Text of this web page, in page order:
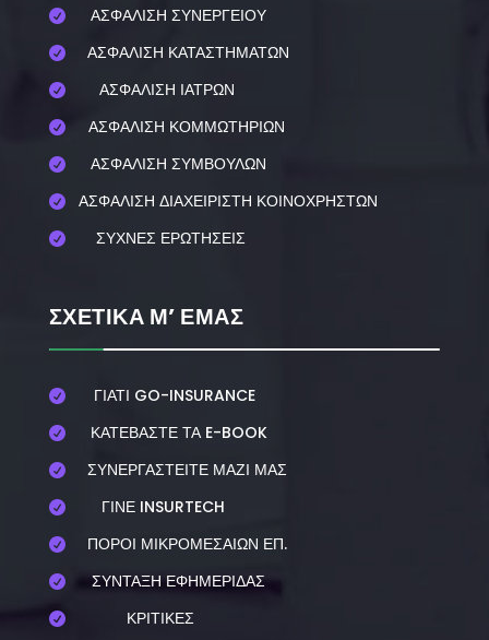
 ΑΣΦΑΛΙΣΗ ΣΥΝΕΡΓΕΙΟΥ
 ΑΣΦΑΛΙΣΗ ΚΑΤΑΣΤΗΜΑΤΩΝ
 ΑΣΦΑΛΙΣΗ ΙΑΤΡΩΝ
 ΑΣΦΑΛΙΣΗ ΚΟΜΜΩΤΗΡΙΩΝ
 ΑΣΦΑΛΙΣΗ ΣΥΜΒΟΥΛΩΝ
 ΑΣΦΑΛΙΣΗ ΔΙΑΧΕΙΡΙΣΤΗ ΚΟΙΝΟΧΡΗΣΤΩΝ
 ΣΥΧΝΕΣ ΕΡΩΤΗΣΕΙΣ
ΣΧΕΤΙΚΑ Μ’ ΕΜΑΣ
 ΓΙΑΤΙ GO-INSURANCE
 ΚΑΤΕΒΑΣΤΕ ΤΑ E-BOOK
 ΣΥΝΕΡΓΑΣΤΕΙΤΕ ΜΑΖΙ ΜΑΣ
 ΓΙΝΕ INSURTECH
 ΠΟΡΟΙ ΜΙΚΡΟΜΕΣΑΙΩΝ ΕΠ.
 ΣΥΝΤΑΞΗ ΕΦΗΜΕΡΙΔΑΣ
 ΚΡΙΤΙΚΕΣ